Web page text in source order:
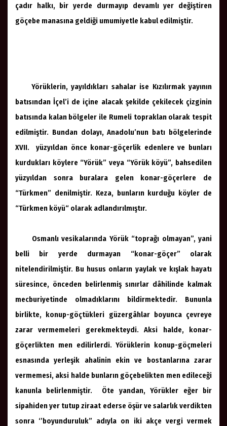
çadır halkı, bir yerde durmayıp devamlı yer değiştiren
göçebe manasına geldiği umumiyetle kabul edilmiştir.
Yörüklerin, yayıldıkları sahalar ise Kızılırmak yayının
batısından İçel’i de içine alacak şekilde çekilecek çizginin
batısında kalan bölgeler ile Rumeli topraklan olarak tespit
edilmiştir. Bundan dolayı, Anadolu’nun batı bölgelerinde
XVII. yüzyıldan önce konar-göçerlik edenlere ve bunları
kurdukları köylere “Yörük” veya “Yörük köyü”, bahsedilen
yüzyıldan sonra buralara gelen konar-göçerlere de
“Türkmen” denilmiştir. Keza, bunların kurduğu köyler de
“Türkmen köyü“ olarak adlandırılmıştır.
Osmanlı vesikalarında Yörük “toprağı olmayan”, yani
belli bir yerde durmayan “konar-göçer” olarak
nitelendirilmiştir. Bu husus onların yaylak ve kışlak hayatı
süresince, önceden belirlenmiş sınırlar dâhilinde kalmak
mecburiyetinde olmadıklarını bildirmektedir. Bununla
birlikte, konup-göçtükleri güzergâhlar boyunca çevreye
zarar vermemeleri gerekmekteydi. Aksi halde, konar-
göçerlikten men edilirlerdi. Yörüklerin konup-göçmeleri
esnasında yerleşik ahalinin ekin ve bostanlarına zarar
vermemesi, aksi halde bunların göçebelikten men edileceği
kanunla belirlenmiştir. Öte yandan, Yörükler eğer bir
sipahiden yer tutup ziraat ederse öşür ve salarlık verdikten
sonra ‘’boyunduruluk” adıyla on iki akçe vergi vermek